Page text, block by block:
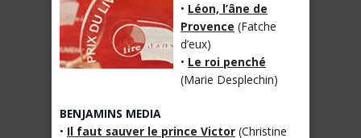
• Léon, l’âne de
Provence (Fatche
d’eux)
• Le roi penché
(Marie Desplechin)
BENJAMINS MEDIA
• Il faut sauver le prince Victor (Christine